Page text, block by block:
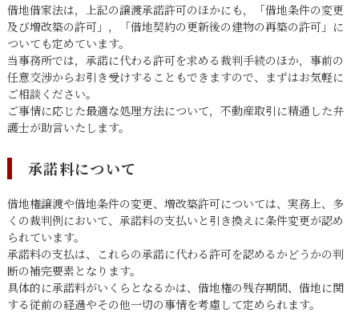
借地借家法は，上記の譲渡承諾許可のほかにも，「借地条件の変更
及び増改築の許可」，「借地契約の更新後の建物の再築の許可」に
ついても定めています。
当事務所では，承諾に代わる許可を求める裁判手続のほか，事前の
任意交渉からお引き受けすることもできますので、まずはお気軽に
ご相談ください。
ご事情に応じた最適な処理方法について，不動産取引に精通した弁
護士が助言いたします。
承諾料について
借地権譲渡や借地条件の変更、増改築許可については、実務上、多
くの裁判例において、承諾料の支払いと引き換えに条件変更が認め
られています。
承諾料の支払は、これらの承諾に代わる許可を認めるかどうかの判
断の補完要素となります。
具体的に承諾料がいくらとなるかは、借地権の残存期間、借地に関
する従前の経過やその他一切の事情を考慮して定められます。